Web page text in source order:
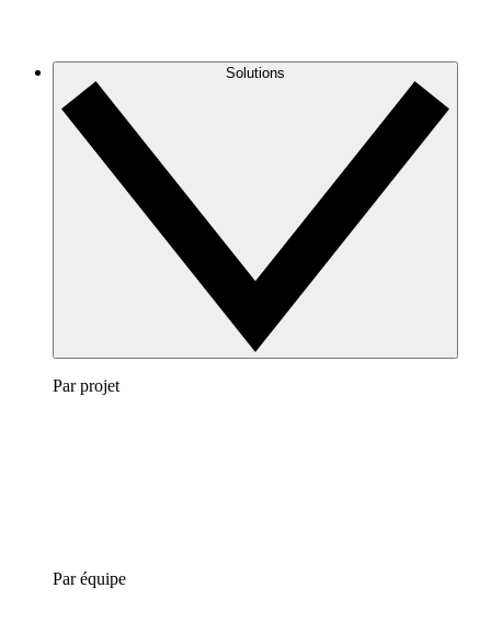
Solutions
Par projet
Par équipe